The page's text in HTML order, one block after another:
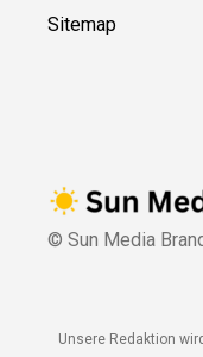
Sitemap
© Sun Media
Unsere Redaktion